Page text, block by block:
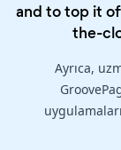
and to top it
the-
Ayrıca,